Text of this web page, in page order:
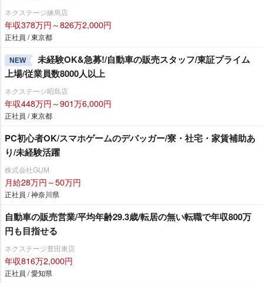
ネクステージ練馬店
年収378万円～826万2,000円
正社員 / 東京都
NEW
未経験OK&急募!/自動車の販売スタッフ/東証プライム
上場/従業員数8000人以上
ネクステージ昭島店
年収448万円～901万6,000円
正社員 / 東京都
PC初心者OK/スマホゲームのデバッガー/寮・社宅・家賃補助あ
り/未経験活躍
株式会社GUM
月給28万円～50万円
正社員 / 神奈川県
自動車の販売営業/平均年齢29.3歳/転居の無い転職で年収800万
円も目指せる
ネクステージ豊田東店
年収816万2,000円
正社員 / 愛知県